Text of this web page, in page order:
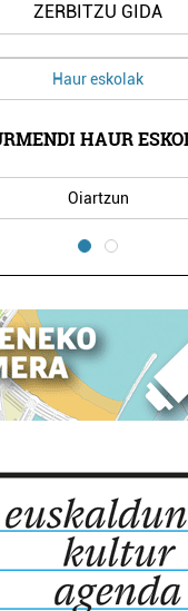
ZERBITZU GIDA
Haur eskolak
HAUR
Oiartzun